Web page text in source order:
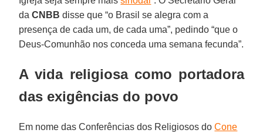
daCNBB disse que “o Brasil se alegra com a
presença de cada um, de cada uma”, pedindo “que o
Deus-Comunhão nos conceda uma semana fecunda”.
A vida religiosa como portadora
das exigências do povo
Em nome das Conferências dos Religiosos doCone